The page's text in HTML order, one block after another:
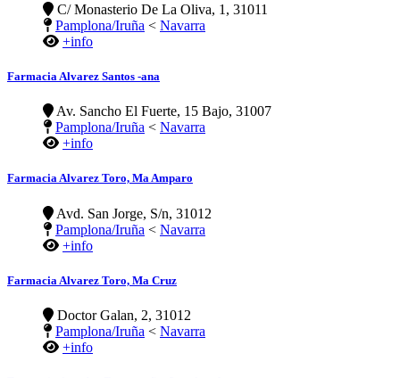
C/ Monasterio De La Oliva, 1, 31011
Pamplona/Iruña < Navarra
+info
Farmacia Alvarez Santos -ana
Av. Sancho El Fuerte, 15 Bajo, 31007
Pamplona/Iruña < Navarra
+info
Farmacia Alvarez Toro, Ma Amparo
Avd. San Jorge, S/n, 31012
Pamplona/Iruña < Navarra
+info
Farmacia Alvarez Toro, Ma Cruz
Doctor Galan, 2, 31012
Pamplona/Iruña < Navarra
+info